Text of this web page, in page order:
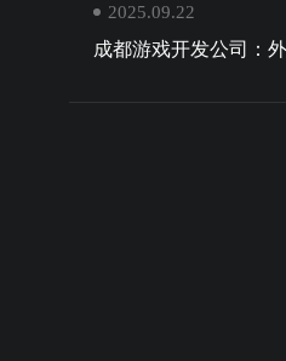
2025.09.22
成都游戏开发公司：